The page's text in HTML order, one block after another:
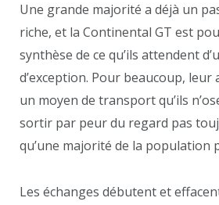
Une grande majorité a déjà un
riche, et la Continental GT est
synthèse de ce qu’ils attendent
d’exception. Pour beaucoup,
un moyen de transport qu’ils
sortir par peur du regard pas
qu’une majorité de la population
Les échanges débutent et effacent